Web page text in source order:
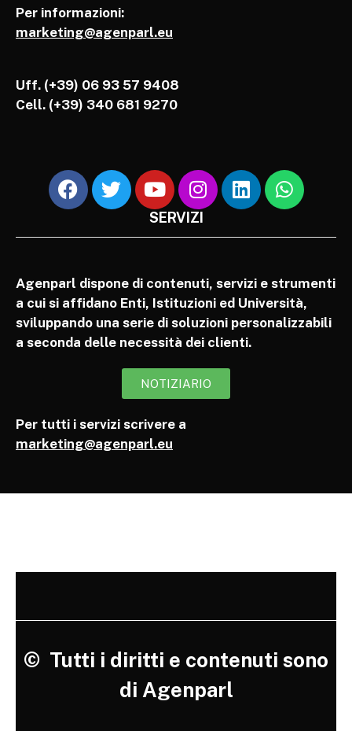
Per informazioni:
marketing@agenparl.eu
Uff. (+39) 06 93 57 9408
Cell. (+39) 340 681 9270
SERVIZI
Agenparl dispone di contenuti, servizi e strumenti
a cui si affidano Enti, Istituzioni ed Università,
sviluppando una serie di soluzioni personalizzabili
a seconda delle necessità dei clienti.
NOTIZIARIO
Per tutti i servizi scrivere a
marketing@agenparl.eu
© Tutti i diritti e contenuti sono
di Agenparl